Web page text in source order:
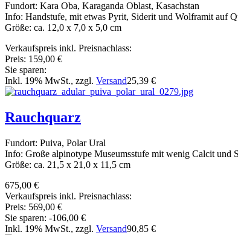
Fundort: Kara Oba, Karaganda Oblast, Kasachstan
Info: Handstufe, mit etwas Pyrit, Siderit und Wolframit auf
Größe: ca. 12,0 x 7,0 x 5,0 cm
Verkaufspreis inkl. Preisnachlass:
Preis: 159,00 €
Sie sparen:
Inkl. 19% MwSt., zzgl. Versand25,39 €
Rauchquarz
Fundort: Puiva, Polar Ural
Info: Große alpinotype Museumsstufe mit wenig Calcit und
Größe: ca. 21,5 x 21,0 x 11,5 cm
675,00 €
Verkaufspreis inkl. Preisnachlass:
Preis: 569,00 €
Sie sparen: -106,00 €
Inkl. 19% MwSt., zzgl. Versand90,85 €